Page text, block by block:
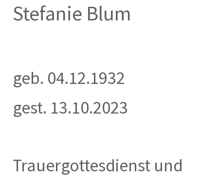
Stefanie Blum
geb. 04.12.1932
gest. 13.10.2023
Trauergottesdienst und